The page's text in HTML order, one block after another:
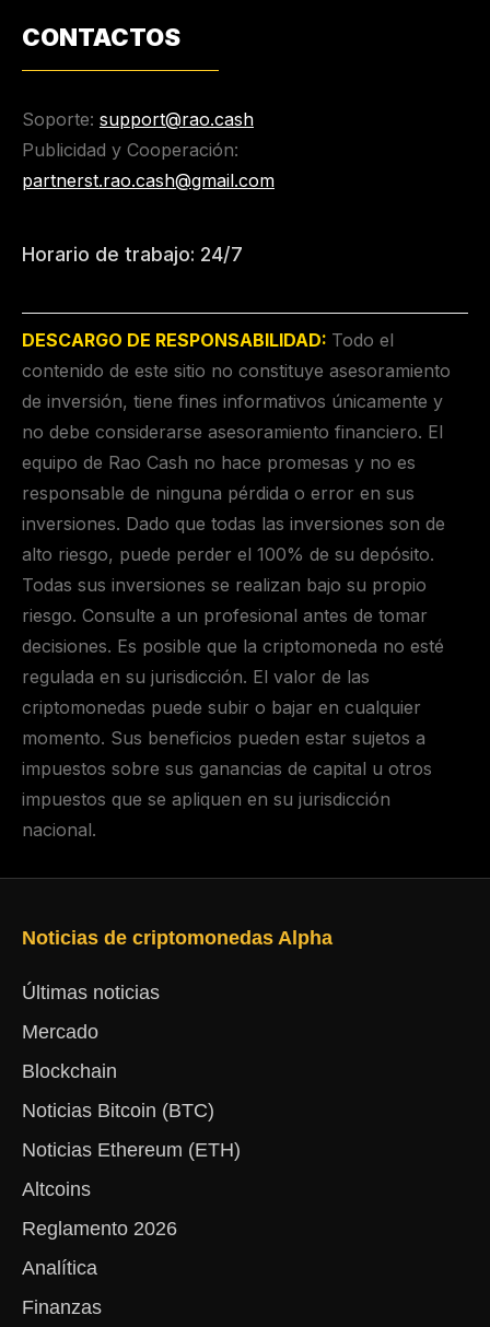
CONTACTOS
Soporte: support@rao.cash
Publicidad y Cooperación:
partnerst.rao.cash@gmail.com
Horario de trabajo: 24/7
DESCARGO DE RESPONSABILIDAD: Todo el
contenido de este sitio no constituye asesoramiento
de inversión, tiene fines informativos únicamente y
no debe considerarse asesoramiento financiero. El
equipo de Rao Cash no hace promesas y no es
responsable de ninguna pérdida o error en sus
inversiones. Dado que todas las inversiones son de
alto riesgo, puede perder el 100% de su depósito.
Todas sus inversiones se realizan bajo su propio
riesgo. Consulte a un profesional antes de tomar
decisiones. Es posible que la criptomoneda no esté
regulada en su jurisdicción. El valor de las
criptomonedas puede subir o bajar en cualquier
momento. Sus beneficios pueden estar sujetos a
impuestos sobre sus ganancias de capital u otros
impuestos que se apliquen en su jurisdicción
nacional.
Noticias de criptomonedas Alpha
Últimas noticias
Mercado
Blockchain
Noticias Bitcoin (BTC)
Noticias Ethereum (ETH)
Altcoins
Reglamento 2026
Analítica
Finanzas